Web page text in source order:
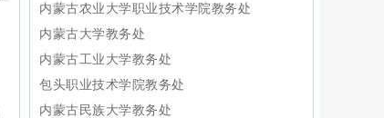
内蒙古农业大学职业技术学院教务处
内蒙古大学教务处
内蒙古工业大学教务处
包头职业技术学院教务处
内蒙古民族大学教务处